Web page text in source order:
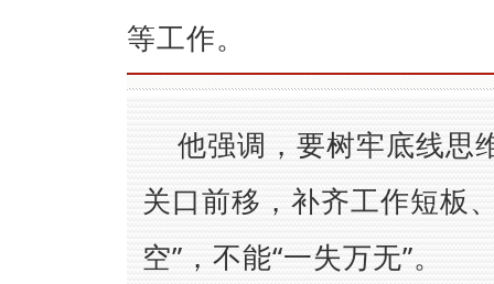
等工作。
他强调，要树牢底线思
关口前移，补齐工作短板
空”，不能“一失万无”。